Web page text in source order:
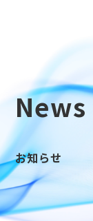
News
お知らせ